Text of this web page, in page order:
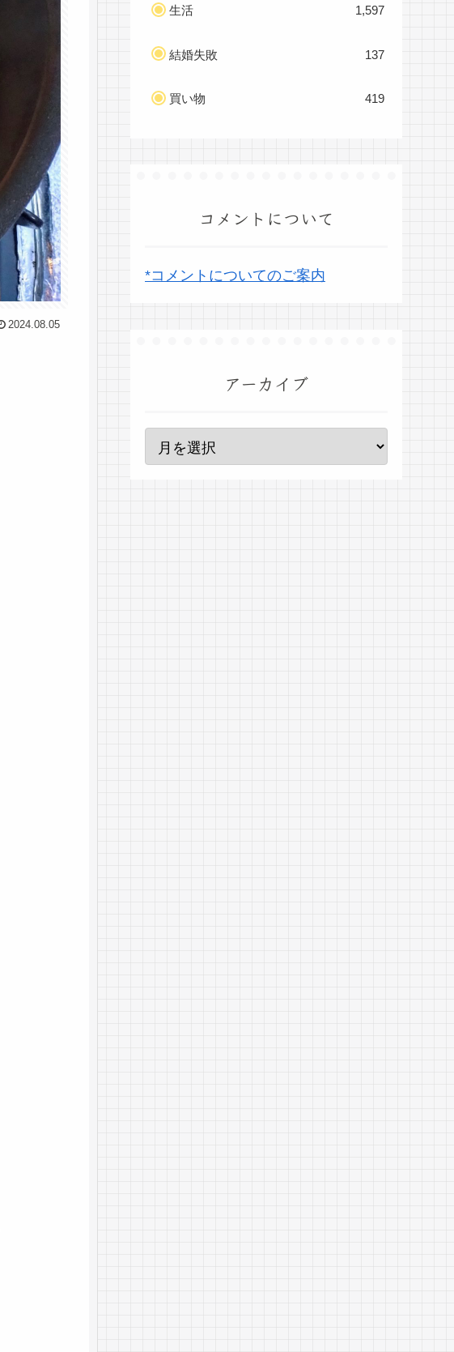
2024.08.05
生活 1,597
結婚失敗 137
買い物 419
コメントについて
*コメントについてのご案内
アーカイブ